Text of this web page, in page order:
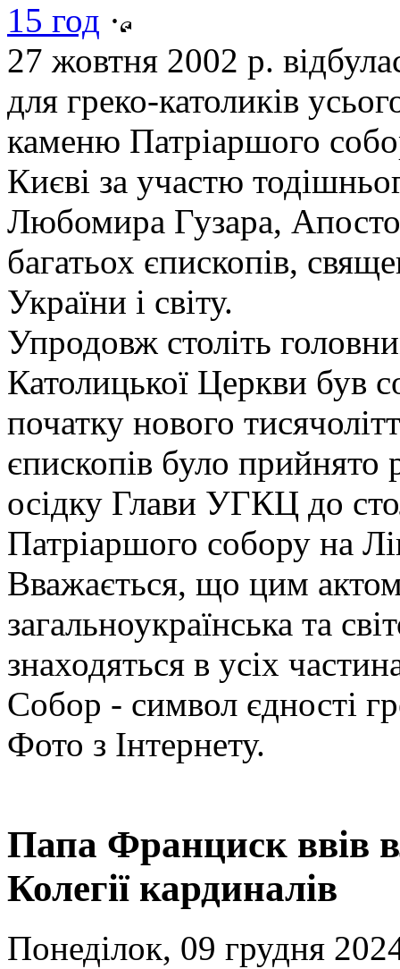
15 год ·
27 жовтня 2002 р.
для греко-католиків
каменю Патріаршого
Києві за участю
Любомира Гузара,
багатьох єпископів,
України і світу.
Упродовж століть
Католицької Церкви був
початку нового
єпископів було
осідку Глави УГКЦ до
Патріаршого собору на
Вважається, що цим
загальноукраїнська та
знаходяться в усіх
Собор - символ єдності
Фото з Інтернету.
Папа Франциск ввів
Колегії кардиналів
Понеділок, 09 грудня